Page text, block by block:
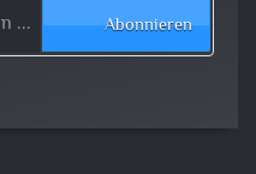
Abonnieren